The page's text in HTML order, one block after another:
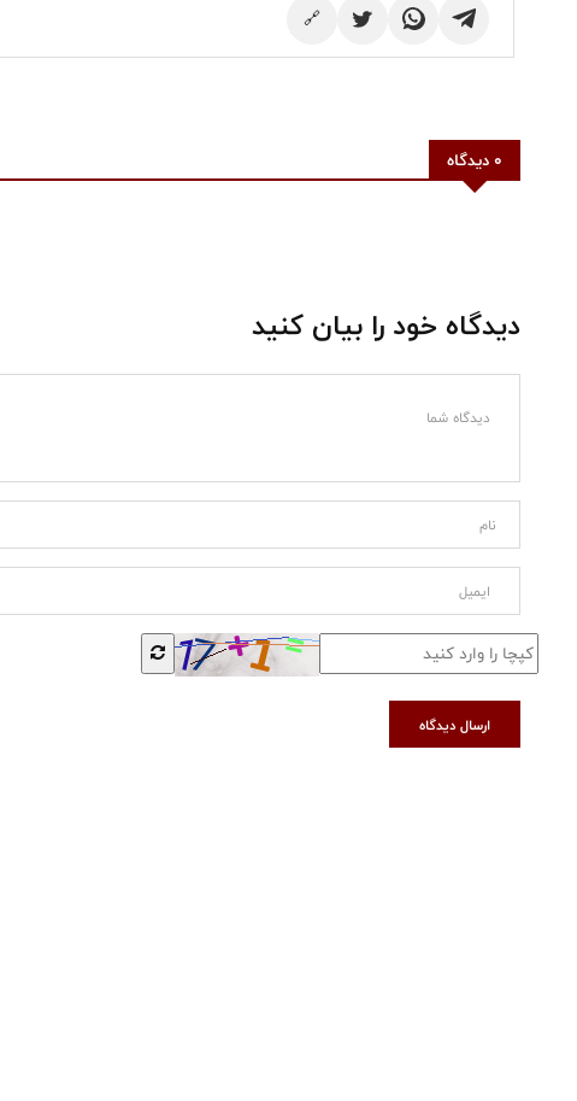
🔗
0 دیدگاه
دیدگاه خود را بیان کنید
ارسال دیدگاه